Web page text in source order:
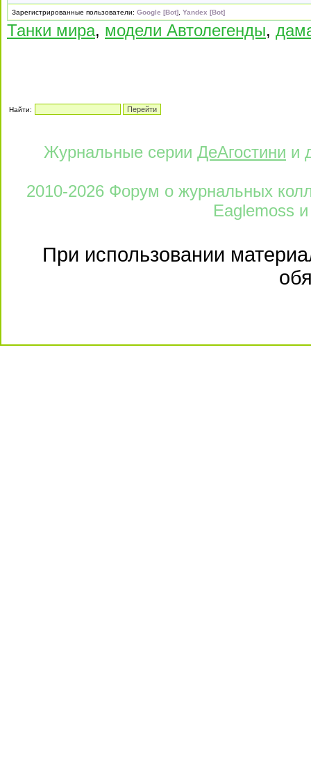
Зарегистрированные пользователи: Google [Bot] Yandex [Bot]
Танки мира, модели Автолегенды,
Найти:
Журнальные серии ДеАгостини и
2010-2026 Форум о журнальных
Eaglemoss и
При использовании